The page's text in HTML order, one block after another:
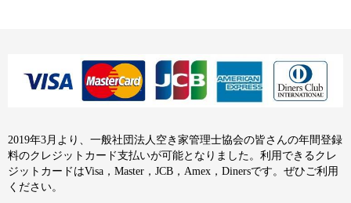
2019年3月より、一般社団法人空き家管理士協会の皆さんの年間登録
料のクレジットカード支払いが可能となりました。利用できるクレ
ジットカードはVisa，Master，JCB，Amex，Dinersです。ぜひご利用
ください。